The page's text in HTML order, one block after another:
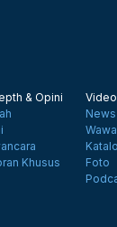
& Opini
Khusus
Video
News
Foto